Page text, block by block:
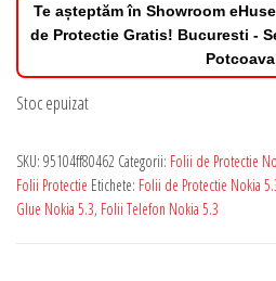
Te așteptăm în Showroom
de Protectie Gratis! Bucuresti -
Stoc epuizat
SKU: 95104ff80462 Categorii: Folii de Protectie
Folii Protectie Etichete: Folii de Protectie Nokia
Glue Nokia 5.3, Folii Telefon Nokia 5.3